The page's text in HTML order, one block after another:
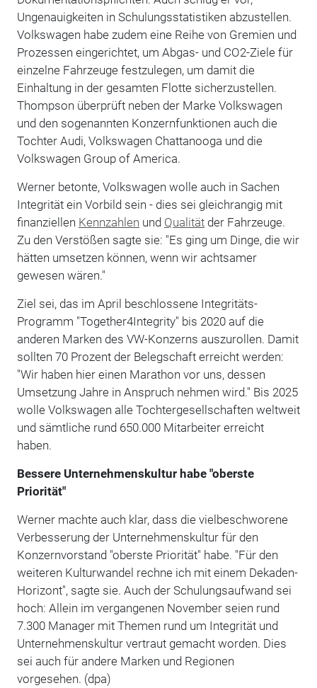
Ungenauigkeiten in Schulungsstatistiken abzustellen.
Volkswagen habe zudem eine Reihe von Gremien und
Prozessen eingerichtet, um Abgas- und CO2-Ziele für
einzelne Fahrzeuge festzulegen, um damit die
Einhaltung in der gesamten Flotte sicherzustellen.
Thompson überprüft neben der Marke Volkswagen
und den sogenannten Konzernfunktionen auch die
Tochter Audi, Volkswagen Chattanooga und die
Volkswagen Group of America.
Werner betonte, Volkswagen wolle auch in Sachen
Integrität ein Vorbild sein - dies sei gleichrangig mit
finanziellen Kennzahlen und Qualitätder Fahrzeuge.
Zu den Verstößen sagte sie: "Es ging um Dinge, die wir
hätten umsetzen können, wenn wir achtsamer
gewesen wären."
Ziel sei, das im April beschlossene Integritäts-
Programm "Together4Integrity" bis 2020 auf die
anderen Marken des VW-Konzerns auszurollen. Damit
sollten 70 Prozent der Belegschaft erreicht werden:
"Wir haben hier einen Marathon vor uns, dessen
Umsetzung Jahre in Anspruch nehmen wird." Bis 2025
wolle Volkswagen alle Tochtergesellschaften weltweit
und sämtliche rund 650.000 Mitarbeiter erreicht
haben.
Bessere Unternehmenskultur habe "oberste
Priorität"
Werner machte auch klar, dass die vielbeschworene
Verbesserung der Unternehmenskultur für den
Konzernvorstand "oberste Priorität" habe. "Für den
weiteren Kulturwandel rechne ich mit einem Dekaden-
Horizont", sagte sie. Auch der Schulungsaufwand sei
hoch: Allein im vergangenen November seien rund
7.300 Manager mit Themen rund um Integrität und
Unternehmenskultur vertraut gemacht worden. Dies
sei auch für andere Marken und Regionen
vorgesehen. (dpa)